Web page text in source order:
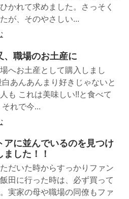
かれて求めました。さっそく
が、そのやさしい...
、職場のお土産に
へお土産として購入しまし
白あんあんまり好きじゃないと
も これは美味しい!!と食べて
それで今...
アに並んでいるのを見つけ
ました！！
だいた時からすっかりファン
田に行った時は、必ず買って
実家の母や職場の同僚もファ